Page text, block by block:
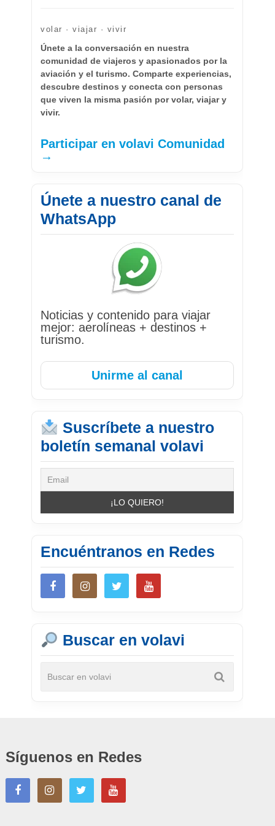
volar · viajar · vivir
Únete a la conversación en nuestra
comunidad de viajeros y apasionados por la
aviación y el turismo. Comparte experiencias,
descubre destinos y conecta con personas
que viven la misma pasión por volar, viajar y
vivir.
Participar en volavi Comunidad
→
Únete a nuestro canal de
WhatsApp
Noticias y contenido para viajar
mejor: aerolíneas + destinos +
turismo.
Unirme al canal
Suscríbete a nuestro
boletín semanal volavi
Encuéntranos en Redes
Buscar en volavi
Síguenos en Redes